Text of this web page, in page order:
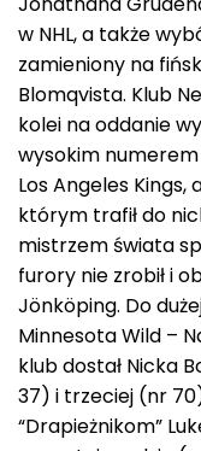
w NHL, a także
zamieniony na
Blomqvista. Klub
kolei na oddanie
wysokim numerem
Los Angeles Kings,
którym trafił do
mistrzem świata
furory nie zrobił i
Jönköping. Do
Minnesota Wild –
klub dostał Nicka
37) i trzeciej (nr
“Drapieżnikom”